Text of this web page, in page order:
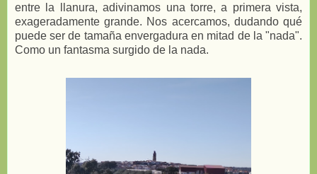
entre la llanura, adivinamos una torre, a primera vista,
exageradamente grande. Nos acercamos, dudando qué
puede ser de tamaña envergadura en mitad de la "nada".
Como un fantasma surgido de la nada.